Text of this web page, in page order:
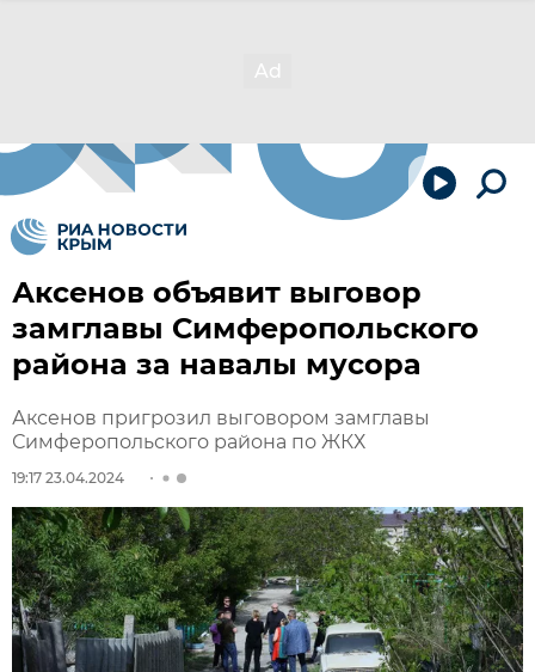
Аксенов объявит выговор
замглавы Симферопольского
района за навалы мусора
Аксенов пригрозил выговором замглавы
Симферопольского района по ЖКХ
19:17 23.04.2024